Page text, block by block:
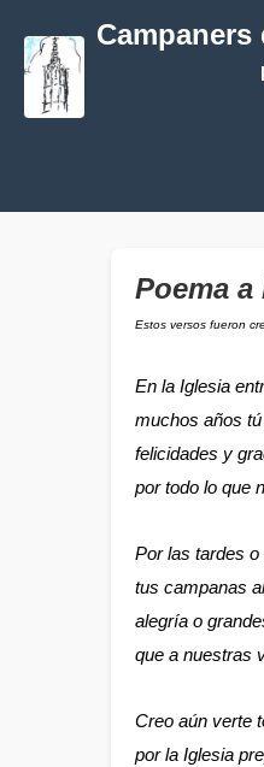
Campaners
Poema
Estos versos fueron
En la Iglesia
muchos años
felicidades y
por todo lo que
Por las tardes o
tus campanas
alegría o
que a nuestras
Creo aún verte
por la Iglesia